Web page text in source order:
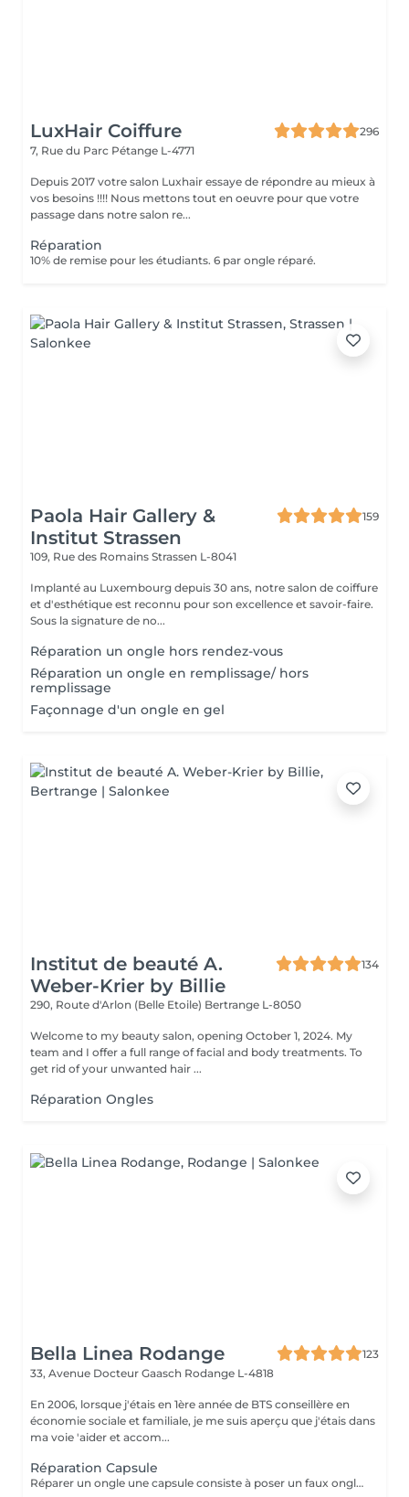
LuxHair Coiffure
296
7, Rue du Parc Pétange L-4771
Depuis 2017 votre salon Luxhair essaye de répondre au mieux à
vos besoins !!!! Nous mettons tout en oeuvre pour que votre
passage dans notre salon re...
Réparation
10% de remise pour les étudiants. 6 par ongle réparé.
Paola Hair Gallery &
Institut Strassen
159
109, Rue des Romains Strassen L-8041
Implanté au Luxembourg depuis 30 ans, notre salon de coiffure
et d'esthétique est reconnu pour son excellence et savoir-faire.
Sous la signature de no...
Réparation un ongle hors rendez-vous
Réparation un ongle en remplissage/ hors
remplissage
Façonnage d'un ongle en gel
Institut de beauté A.
Weber-Krier by Billie
134
290, Route d'Arlon (Belle Etoile) Bertrange L-8050
Welcome to my beauty salon, opening October 1, 2024. My
team and I offer a full range of facial and body treatments. To
get rid of your unwanted hair ...
Réparation Ongles
Bella Linea Rodange
123
33, Avenue Docteur Gaasch Rodange L-4818
En 2006, lorsque j'étais en 1ère année de BTS conseillère en
économie sociale et familiale, je me suis aperçu que j'étais dans
ma voie 'aider et accom...
Réparation Capsule
Réparer un ongle une capsule consiste à poser un faux ongle sur l'ongle cassé afin qu'il se renforce lors de la repousse. Réparer avec une capsule est à privilégier lorsque l'ongle est très endommagé.